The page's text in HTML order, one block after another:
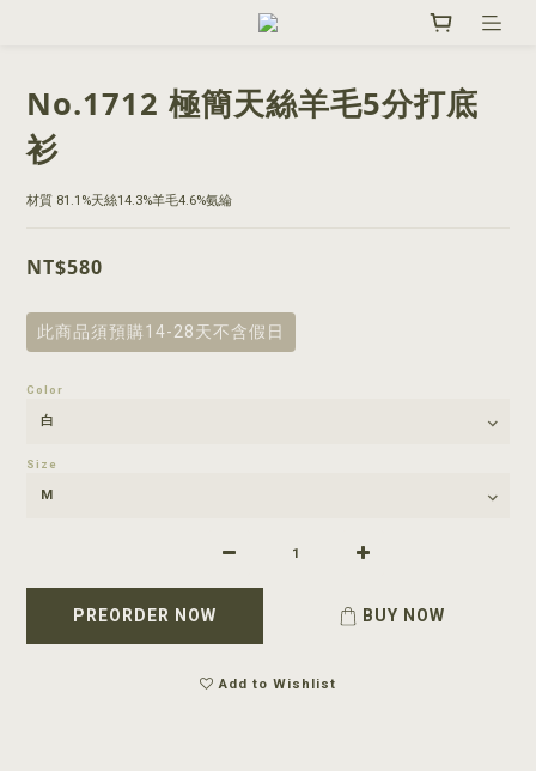
No.1712 極簡天絲羊毛5分打底
衫
材質 81.1%天絲14.3%羊毛4.6%氨綸
NT$580
此商品須預購14-28天不含假日
Color
Size
PREORDER NOW BUY NOW
Add to Wishlist